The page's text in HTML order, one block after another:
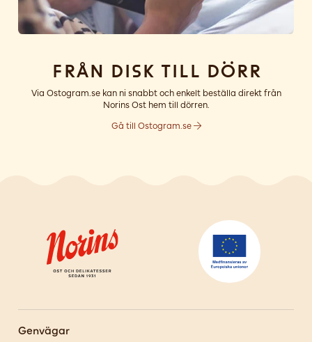
Från disk till dörr
Via Ostogram.se kan ni snabbt och enkelt beställa direkt från
Norins Ost hem till dörren.
Gå till Ostogram.se
Genvägar